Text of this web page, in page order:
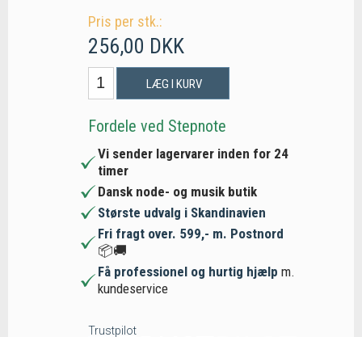
Pris per stk.:
256,00 DKK
LÆG I KURV
Fordele ved Stepnote
Vi sender lagervarer inden for 24
timer
Dansk node- og musik butik
Største udvalg i Skandinavien
Fri fragt over. 599,- m. Postnord
📦🚚
Få professionel og hurtig hjælp m.
kundeservice
Trustpilot